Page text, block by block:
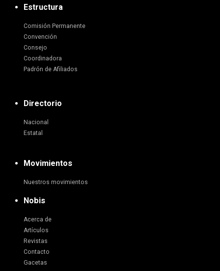
Estructura
Comisión Permanente
Convención
Consejo
Coordinadora
Padrón de Afiliados
Directorio
Nacional
Estatal
Movimientos
Nuestros movimientos
Nobis
Acerca de
Artículos
Revistas
Contacto
Gacetas